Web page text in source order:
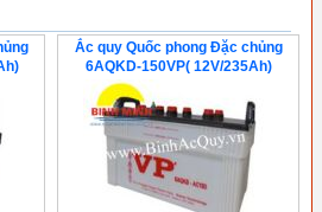
Ắc quy Quốc phong Đặc chủng
6AQKD-150VP( 12V/235Ah)